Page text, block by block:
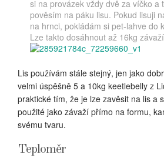
si na provázek vždy dvě za víčko a
pověsím na páku lisu. Pokud lisuji
na hrnci, pokládám si pet-lahve do
Lze takto dosáhnout až 16kg
Lis používám stále stejný, jen jako
velmi úspěšně 5 a 10kg keetlebelly z
praktické tím, že je lze zavěsit na lis a
použité jako závaží přímo na formu,
svému tvaru.
Teploměr